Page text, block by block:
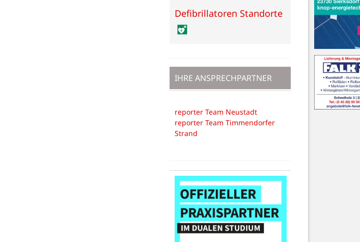
Defibrillatoren Standorte
IHRE ANSPRECHPARTNER
reporter Team Neustadt
reporter Team Timmendorfer
Strand